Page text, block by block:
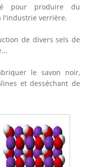
pour produire du
l'industrie verrière.
de divers sels de
le savon noir,
et desséchant de